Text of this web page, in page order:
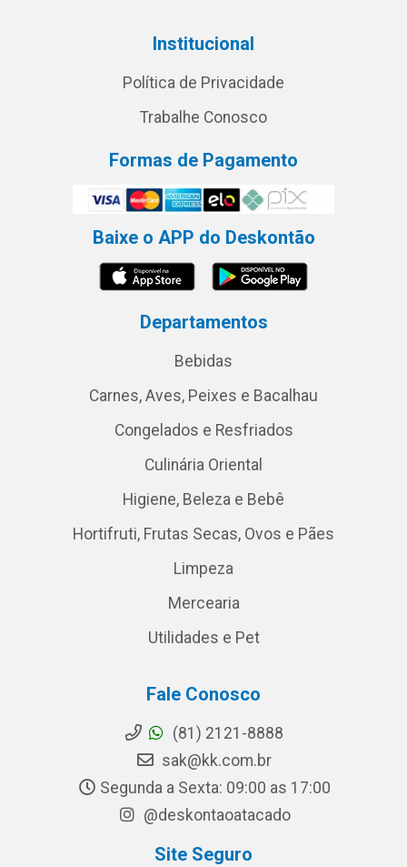
Institucional
Política de Privacidade
Trabalhe Conosco
Formas de Pagamento
Baixe o APP do Deskontão
Departamentos
Bebidas
Carnes, Aves, Peixes e Bacalhau
Congelados e Resfriados
Culinária Oriental
Higiene, Beleza e Bebê
Hortifruti, Frutas Secas, Ovos e Pães
Limpeza
Mercearia
Utilidades e Pet
Fale Conosco
(81) 2121-8888
sak@kk.com.br
Segunda a Sexta: 09:00 as 17:00
@deskontaoatacado
Site Seguro